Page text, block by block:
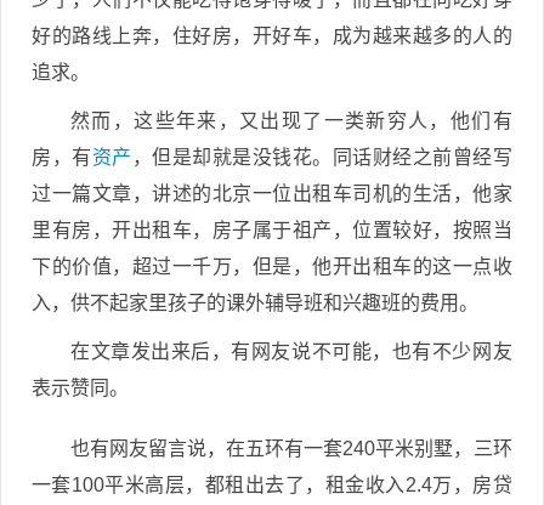
好的路线上奔，住好房，开好车，成为越来越多的人的
追求。
然而，这些年来，又出现了一类新穷人，他们有
房，有资产 ，但是却就是没钱花。同话财经之前曾经写
过一篇文章，讲述的北京一位出租车司机的生活，他家
里有房，开出租车，房子属于祖产，位置较好，按照当
下的价值，超过一千万，但是，他开出租车的这一点收
入，供不起家里孩子的课外辅导班和兴趣班的费用。
在文章发出来后，有网友说不可能，也有不少网友
表示赞同。
也有网友留言说，在五环有一套240平米别墅，三环
一套100平米高层，都租出去了，租金收入2.4万，房贷